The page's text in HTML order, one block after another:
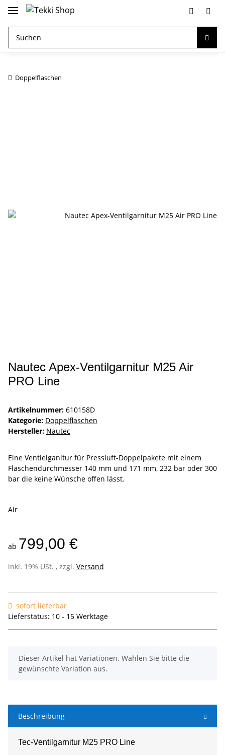
Doppelflaschen
Nautec Apex-Ventilgarnitur M25 Air
PRO Line
Artikelnummer: 610158D
Kategorie: Doppelflaschen
Hersteller: Nautec
Eine Ventielganitur für Pressluft-Doppelpakete mit einem
Flaschendurchmesser 140 mm und 171 mm, 232 bar oder 300
bar die keine Wünsche offen lässt.
Air
ab 799,00 €
inkl. 19% USt. , zzgl. Versand
sofort lieferbar
Lieferstatus: 10 - 15 Werktage
x
Dieser Artikel hat Variationen. Wählen Sie bitte die
gewünschte Variation aus.
Beschreibung
Tec-Ventilgarnitur M25 PRO Line